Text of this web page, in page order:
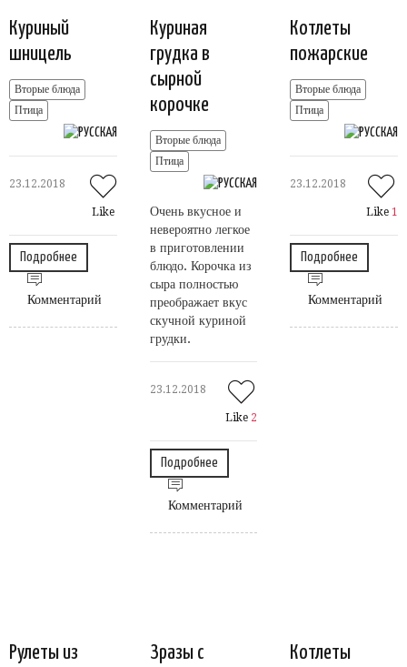
Куриный
шницель
Вторые блюда
Птица
23.12.2018
Like
Подробнее
Комментарий
Куриная
грудка в
сырной
корочке
Вторые блюда
Птица
Очень вкусное и
невероятно легкое
в приготовлении
блюдо. Корочка из
сыра полностью
преображает вкус
скучной куриной
грудки.
23.12.2018
Like 2
Подробнее
Комментарий
Котлеты
пожарские
Вторые блюда
Птица
23.12.2018
Like 1
Подробнее
Комментарий
Рулеты из
Зразы с
Котлеты